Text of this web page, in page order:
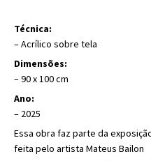
Técnica:
–Acrílico sobre tela
Dimensões:
– 90 x 100 cm
Ano:
– 2025
Essa obra faz parte da
feita pelo artista Mateus Bailon